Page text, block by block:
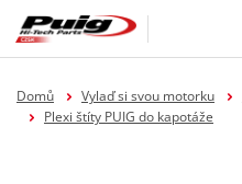
Domů Vylaď si svou motorku
Plexi štíty PUIG do kapotáže